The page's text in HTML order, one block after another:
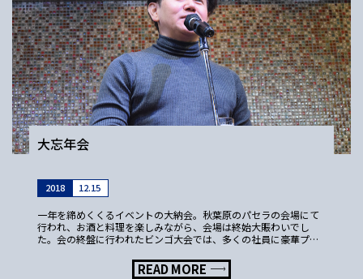
大忘年会
2018 12.15
一年を締めくくるイベントの大納会。秋葉原のパセラの会場にて
行われ、お酒と料理を楽しみながら、会場は終始大賑わいでし
た。会の終盤に行われたビンゴ大会では、多くの社員に豪華プレ
READ MORE